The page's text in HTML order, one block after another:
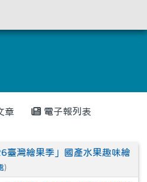
章 電子報列表
臺灣繪果季」國產水果趣味繪
)